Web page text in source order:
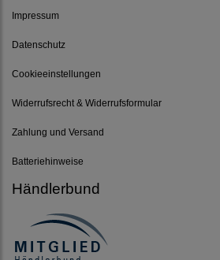
Impressum
Datenschutz
Cookieeinstellungen
Widerrufsrecht & Widerrufsformular
Zahlung und Versand
Batteriehinweise
Händlerbund